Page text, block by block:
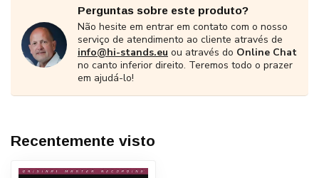
Perguntas sobre este produto?
Não hesite em entrar em contato com o nosso
serviço de atendimento ao cliente através de
info@hi-stands.eu ou através do Online Chat
no canto inferior direito. Teremos todo o prazer
em ajudá-lo!
Recentemente visto